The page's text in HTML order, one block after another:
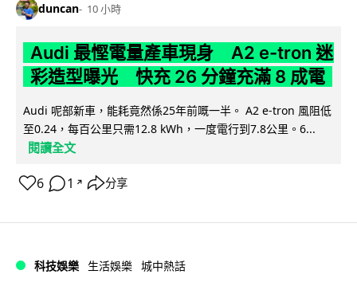
duncan 10 小時
Audi 最慳電量產車現身 A2 e-tron 迷
彩造型曝光 快充 26 分鐘充滿 8 成電
Audi 呢部新車，能耗竟然係25年前嘅一半。 A2 e-tron 風阻低
至0.24，每百公里只需12.8 kWh，一度電行到7.8公里。6...
閱讀全文
6 1 ↗ 分享
科技娛樂 生活娛樂 城中熱話